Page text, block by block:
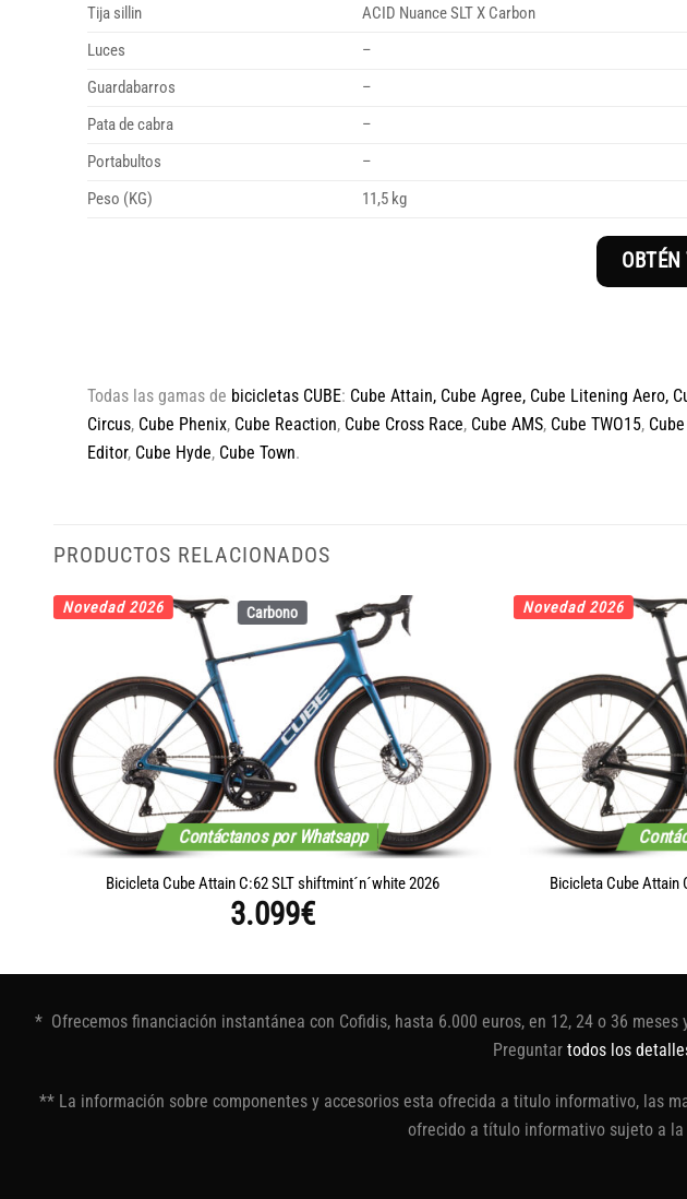
Tija sillin
ACID Nuance SLT X Carbon
Luces
–
Guardabarros
–
Pata de cabra
–
Portabultos
–
Peso (KG)
11,5 kg
Todas las gamas de bicicletas CUBE: Cube Attain, Cube Agree, Cube Litening Aero,
Circus, Cube Phenix, Cube Reaction, Cube Cross Race, Cube AMS, Cube TWO15,
Editor, Cube Hyde, Cube Town.
PRODUCTOS RELACIONADOS
Carbono
Contáctanos por Whatsapp
Novedad 2026
Bicicleta Cube Attain C:62 SLT shiftmint´n´white 2026
3.099€
Novedad 2026
Bicicleta Cube Attain
* Ofrecemos financiación instantánea con Cofidis, hasta 6.000 euros, en 12, 24 o 36
Preguntar todos los
** La información sobre componentes y accesorios esta ofrecida a titulo informativo, las
ofrecido a título informativo sujeto a